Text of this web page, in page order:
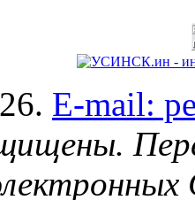
E-mail: